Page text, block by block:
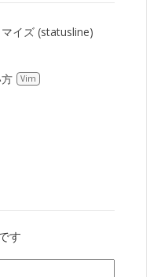
イズ (statusline)
Vim
す